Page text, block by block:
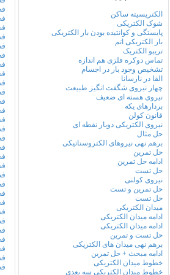
الکتریسیته ساکن
شوک الکتریکی
پایستگی و کوانتیده بودن بار الکتریکی
بار الکتریکی اتم
تریبو الکتریک
تماس دوکره فلزی هم اندازه
تشخیص وجود بار در اجسام
القا در نارسانا
چهار نیروی شگفت انگیز طبیعت
نیروی هسته ای ضعیف
بردارهای یکه
قانون کولن
نیروی الکتریکی دوبار نقطه ای
حل مثال
برهم نهی نیروهای الکتروستاتیکی
حل تمرین
ادامه حل تمرین
حل تست
نیروی کولنی
حل تمرین و تست
حل تست
میدان الکتریکی
ادامه میدان الکتریکی
ادامه میدان الکتریکی
حل تست و تمرین
برهم نهی میدان های الکتریکی
ادامه مبحث + حل تمرین
خطوط میدان الکتریکی
خطوط میدان الکتریکی سه بعدی